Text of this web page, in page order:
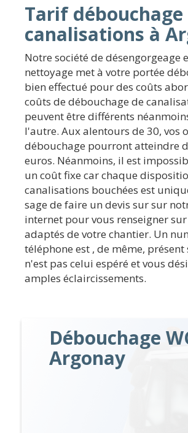
Tarif débouchage
canalisations à
Notre société de désengorgeage
nettoyage met à votre portée
bien effectué pour des coûts
coûts de débouchage de
peuvent être différents
l'autre. Aux alentours de 30, vos
débouchage pourront atteindre
euros. Néanmoins, il est
un coût fixe car chaque
canalisations bouchées est
sage de faire un devis sur sur
internet pour vous renseigner
adaptés de votre chantier. Un
téléphone est , de même, présent
n'est pas celui espéré et vous
amples éclaircissements.
Débouchage
Argonay